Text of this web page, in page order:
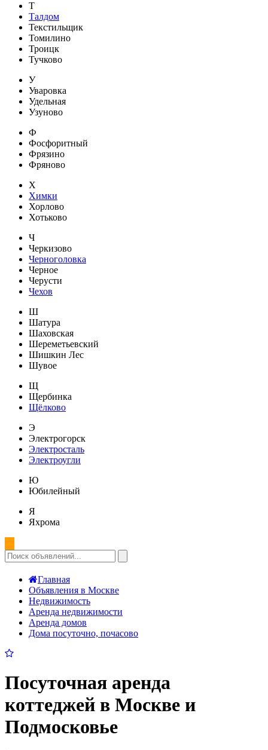
Т
Талдом
Текстильщик
Томилино
Троицк
Тучково
У
Уваровка
Удельная
Узуново
Ф
Фосфоритный
Фрязино
Фряново
Х
Химки
Хорлово
Хотьково
Ч
Черкизово
Черноголовка
Черное
Черусти
Чехов
Ш
Шатура
Шаховская
Шереметьевский
Шишкин Лес
Шувое
Щ
Щербинка
Щёлково
Э
Электрогорск
Электросталь
Электроугли
Ю
Юбилейный
Я
Яхрома
Главная
Объявления в Москве
Недвижимость
Аренда недвижимости
Аренда домов
Дома посуточно, почасово
Посуточная аренда
коттеджей в Москве и
Подмосковье